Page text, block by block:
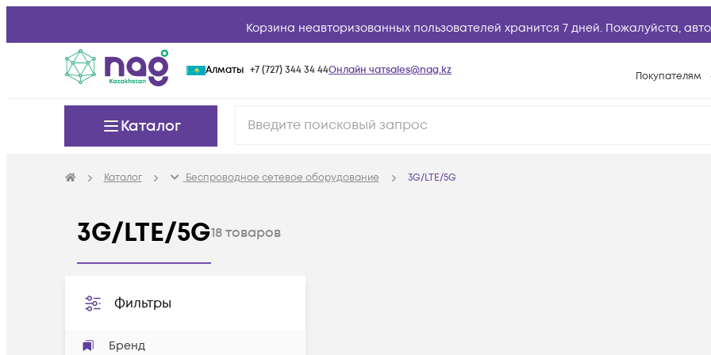
Корзина неавторизованных пользователей хранится 7 дней. Пожалуйста,
Алматы +7 (727) 344 34 44Онлайн чатsales@nag.kz Покупателям
Каталог
Каталог Беспроводное сетевое оборудование 3G/LTE/5G
3G/LTE/5G18товаров
Фильтры
Бренд